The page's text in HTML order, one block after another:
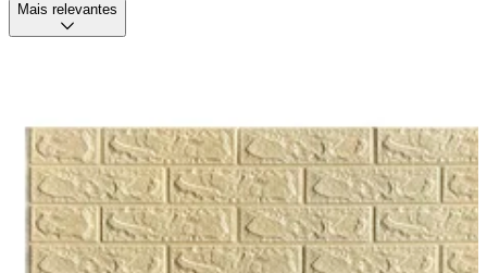
Mais relevantes